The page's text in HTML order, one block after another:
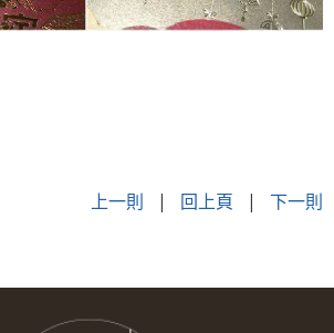
上一則 | 回上頁 | 下一則